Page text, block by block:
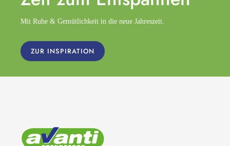
Mit Ruhe & Gemütlichkeit in die neue Jahreszeit.
ZUR INSPIRATION